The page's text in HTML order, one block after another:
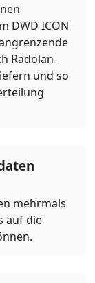
DWD ICON
Radolan-
und so
mehrmals
auf die